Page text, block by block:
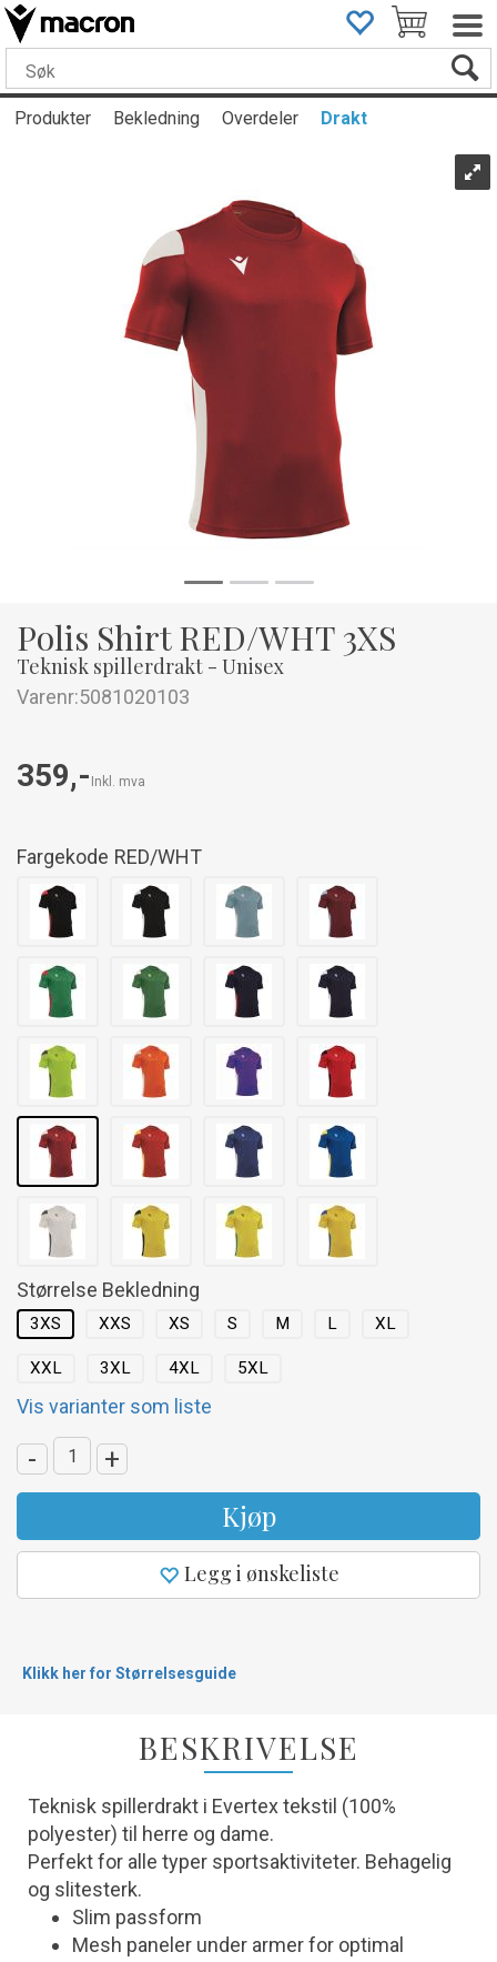
Produkter Bekledning Overdeler Drakt
Polis Shirt RED/WHT 3XS
Teknisk spillerdrakt - Unisex
Varenr:5081020103
359,- Inkl. mva
Fargekode RED/WHT
Størrelse Bekledning
3XS XXS XS S M L XL
XXL 3XL 4XL 5XL
Vis varianter som liste
- +
Kjøp
Legg i ønskeliste
Klikk her for Størrelsesguide
BESKRIVELSE
Teknisk spillerdrakt i Evertex tekstil (100%
polyester) til herre og dame.
Perfekt for alle typer sportsaktiviteter. Behagelig
og slitesterk.
Slim passform
Mesh paneler under armer for optimal